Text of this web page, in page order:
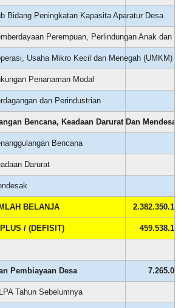
Bidang Peningkatan Kapasita Aparatur Desa
Perempuan, Perlindungan Anak dan
Usaha Mikro Kecil dan Menegah (UMKM)
Penanaman Modal
dan Perindustrian
Bencana, Keadaan Darurat Dan Mendesak
Bencana
Darurat
BELANJA
/ (DEFISIT)
Pembiayaan Desa
Tahun Sebelumnya
Hasil Pajak Dan Retribusi